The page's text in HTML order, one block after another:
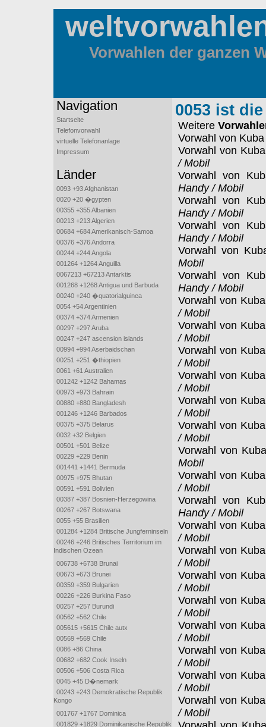
Vorwahlen der ganzen
Navigation
Startseite
Telefonvorwahl
virtuelle Telefonanlage
Impressum
Länder
0093 +93 Afghanistan
0020 +20 �gypten
00355 +355 Albanien
00213 +213 Algerien
00684 +684 Amerikanisch-Samoa
00376 +376 Andorra
00244 +244 Angola
001264 +1264 Anguilla
0067213 +67213 Antarktis
001268 +1268 Antigua und Barbuda
00240 +240 �quatorialguinea
0054 +54 Argentinien
00374 +374 Armenien
00297 +297 Aruba
00247 +247 ascension islands
00994 +994 Aserbaidschan
00251 +251 �thiopien
0061 +61 Australien
001242 +1242 Bahamas
00973 +973 Bahrain
00880 +880 Bangladesh
001246 +1246 Barbados
00375 +375 Belarus
0032 +32 Belgien
00501 +501 Belize
00229 +229 Benin
001441 +1441 Bermuda
00975 +975 Bhutan
00591 +591 Bolivien
00387 +387 Bosnien-Herzegowina
00267 +267 Botswana
0055 +55 Brasilien
001284 +1284 Britische Jungferninseln
00246 +246 Britisches Territorium im
Indischen Ozean
006738 +6738 Brunai
00673 +673 Brunei
00359 +359 Bulgarien
00226 +226 Burkina Faso
00257 +257 Burundi
00562 +562 Chile
005615 +5615 Chile autx
00569 +569 Chile
0086 +86 China
00682 +682 Cook Inseln
00506 +506 Costa Rica
0045 +45 D�nemark
00243 +243 Demokratische Republik
Kongo
001767 +1767 Dominica
001829 +1829 Dominikanische Republik
0053 ist
Weitere
Vorwahl von
Vorwahl von
/ Mobil
Vorwahl von
Handy / Mobil
Vorwahl von
Handy / Mobil
Vorwahl von
Handy / Mobil
Vorwahl von
Mobil
Vorwahl von
Handy / Mobil
Vorwahl von
/ Mobil
Vorwahl von
/ Mobil
Vorwahl von
/ Mobil
Vorwahl von
/ Mobil
Vorwahl von
/ Mobil
Vorwahl von
/ Mobil
Vorwahl von
Mobil
Vorwahl von
/ Mobil
Vorwahl von
Handy / Mobil
Vorwahl von
/ Mobil
Vorwahl von
/ Mobil
Vorwahl von
/ Mobil
Vorwahl von
/ Mobil
Vorwahl von
/ Mobil
Vorwahl von
/ Mobil
Vorwahl von
/ Mobil
Vorwahl von
/ Mobil